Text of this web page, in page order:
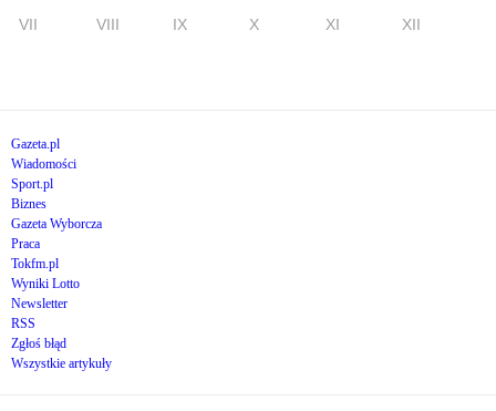
VII
VIII IX X XI XII
Gazeta.pl
Wiadomości
Sport.pl
Biznes
Gazeta Wyborcza
Praca
Tokfm.pl
Wyniki Lotto
Newsletter
RSS
Zgłoś błąd
Wszystkie artykuły